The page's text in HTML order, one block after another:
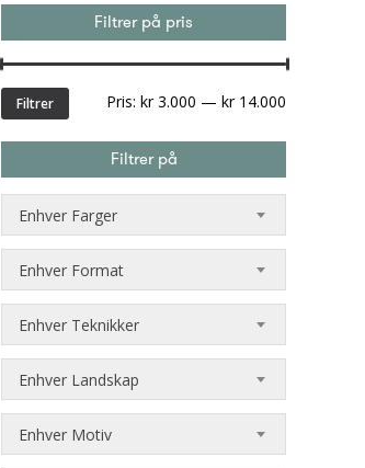
Filtrer på pris
Filtrer Pris: kr 3.000 — kr 14.000
Filtrer på
Enhver Farger
Enhver Format
Enhver Teknikker
Enhver Landskap
Enhver Motiv